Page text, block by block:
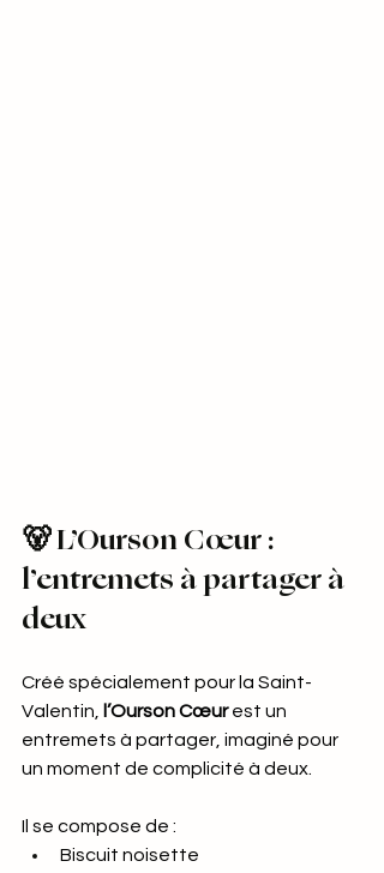
🐻 L’Ourson Cœur :
l’entremets à partager à
deux
Créé spécialement pour la Saint-
Valentin, l’Ourson Cœur est un
entremets à partager, imaginé pour
un moment de complicité à deux.
Il se compose de :
Biscuit noisette